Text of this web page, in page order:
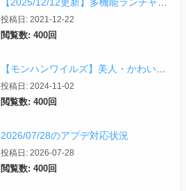
投稿日: 2021-12-22
閲覧数: 400回
【モンハンワイルズ】美人・かわいいキャラクリレシピまとめ＋その他オススメの設定など
投稿日: 2024-11-02
閲覧数: 400回
2026/07/28のアプデ対応状況
投稿日: 2026-07-28
閲覧数: 400回